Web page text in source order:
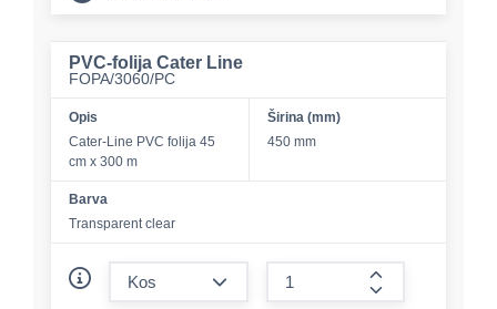
PVC-folija Cater Line
FOPA/3060/PC
Opis
Cater-Line PVC folija 45
cm x 300 m
Širina (mm)
450 mm
Barva
Transparent clear
form.increase-